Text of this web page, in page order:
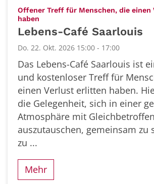
Offener Treff für Menschen, die
haben
Lebens-Café Saarlouis
Do. 22. Okt. 2026 15:00 - 17:00
Das Lebens-Café Saarlouis ist
und kostenloser Treff für
einen Verlust erlitten haben.
die Gelegenheit, sich in einer
Atmosphäre mit
auszutauschen, gemeinsam zu
zu ...
Mehr